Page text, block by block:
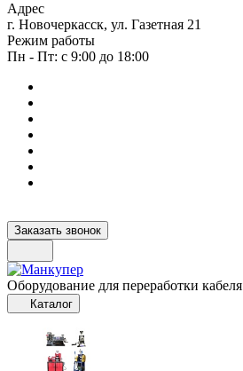
Адрес
г. Новочеркасск, ул. Газетная 21
Режим работы
Пн - Пт: с 9:00 до 18:00
Заказать звонок
Оборудование для переработки кабеля
Каталог